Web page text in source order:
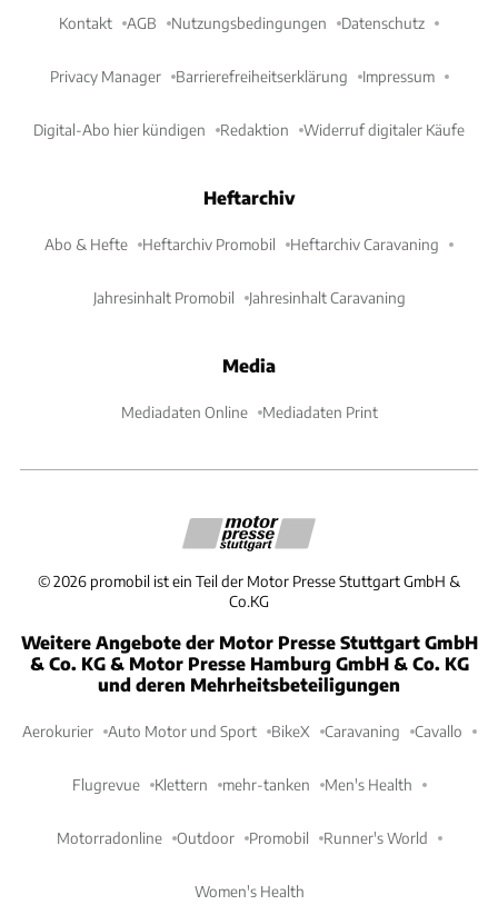
Kontakt AGB Nutzungsbedingungen Datenschutz
Privacy Manager Barrierefreiheitserklärung Impressum
Digital-Abo hier kündigen Redaktion Widerruf digitaler Käufe
Heftarchiv
Abo & Hefte Heftarchiv Promobil Heftarchiv Caravaning
Jahresinhalt Promobil Jahresinhalt Caravaning
Media
Mediadaten Online Mediadaten Print
©2026 promobil ist ein Teil der Motor Presse Stuttgart GmbH &
Co.KG
Weitere Angebote der Motor Presse Stuttgart GmbH
& Co. KG & Motor Presse Hamburg GmbH & Co. KG
und deren Mehrheitsbeteiligungen
Aerokurier Auto Motor und Sport BikeX Caravaning Cavallo
Flugrevue Klettern mehr-tanken Men's Health
Motorradonline Outdoor Promobil Runner's World
Women's Health